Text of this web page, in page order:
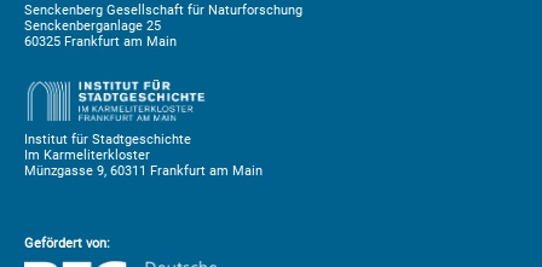
Senckenberg Gesellschaft für Naturforschung
Senckenberganlage 25
60325 Frankfurt am Main
Institut für Stadtgeschichte
Im Karmeliterkloster
Münzgasse 9, 60311 Frankfurt am Main
Gefördert von: